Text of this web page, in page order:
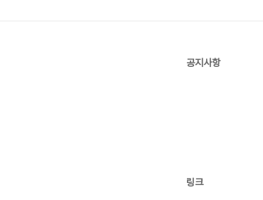
공지사항
링크